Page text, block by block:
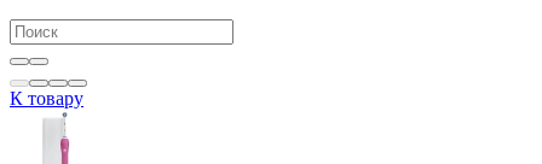
К товару